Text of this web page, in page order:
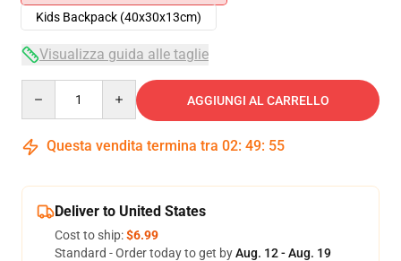
Kids Backpack (40x30x13cm)
Visualizza guida alle taglie
AGGIUNGI AL CARRELLO
Questa vendita termina tra 02: 49: 54
Deliver to United States
Cost to ship:$6.99
Standard - Order today to get byAug. 12 - Aug. 19